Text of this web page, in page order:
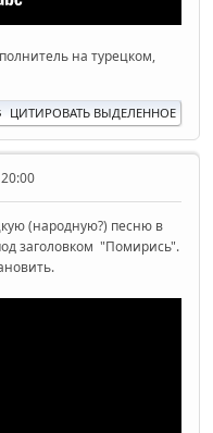
на турецком,
ЦИТИРОВАТЬ ВЫДЕЛЕННОЕ
(народную?) песню в
заголовком "Помирись".